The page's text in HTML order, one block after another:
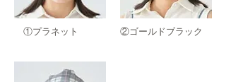
​①プラネット ​②ゴールドブラック